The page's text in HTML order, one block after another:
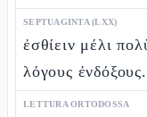
SEPTUAGINTA (LXX)
ἐσθίειν μέλι
λόγους ἐνδόξους.
LETTURA ORTODOSSA